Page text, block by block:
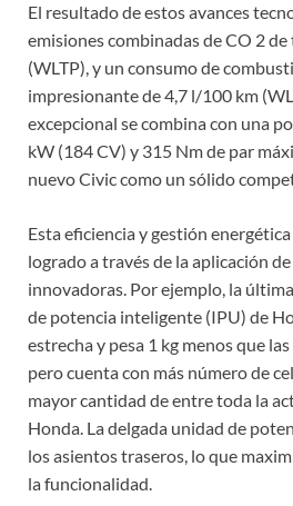
El resultado de estos avances
emisiones combinadas de CO 2
(WLTP), y un consumo de
impresionante de 4,7 l/100 km
excepcional se combina con una
kW (184 CV) y 315 Nm de par
nuevo Civic como un sólido
Esta eficiencia y gestión
logrado a través de la aplicación
innovadoras. Por ejemplo, la
de potencia inteligente (IPU) de
estrecha y pesa 1 kg menos que
pero cuenta con más número de
mayor cantidad de entre toda la
Honda. La delgada unidad de
los asientos traseros, lo que
la funcionalidad.